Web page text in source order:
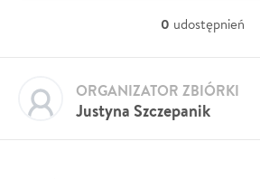
0 udostępnień
Justyna Szczepanik
ORGANIZATOR ZBIÓRKI